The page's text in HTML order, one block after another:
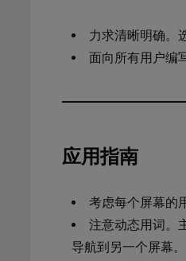
力求清晰明确。
面向所有用户编
应用指南
考虑每个屏幕的
注意动态用词。
导航到另一个屏幕